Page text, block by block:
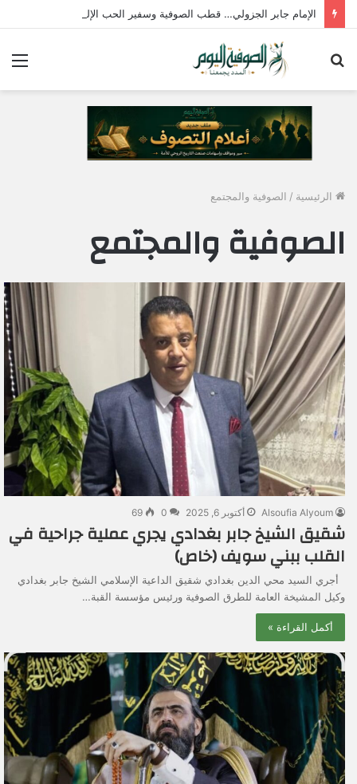
الإمام جابر الجزولي… قطب الصوفية وسفير الحب الإلهي في مصر
الرئيسية / الصوفية والمجتمع
الصوفية والمجتمع
Alsoufia Alyoum أكتوبر 6, 2025 0
69
شقيق الشيخ جابر بغدادي يجري عملية جراحية في
القلب ببني سويف (خاص)
أجري السيد محي الدين بغدادي شقيق الداعية الإسلامي الشيخ جابر بغدادي
وكيل المشيخة العامة للطرق الصوفية ورئيس مؤسسة القبة…
أكمل القراءة »